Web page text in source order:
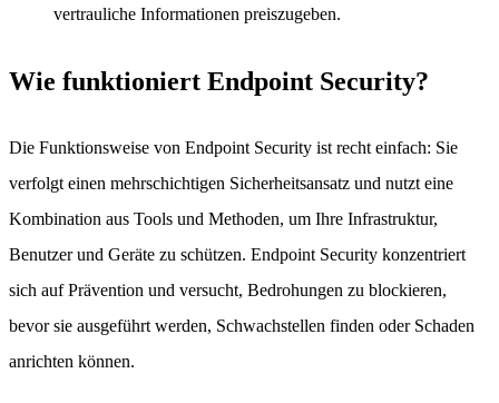
vertrauliche Informationen preiszugeben.
Wie funktioniert Endpoint Security?
Die Funktionsweise von Endpoint Security ist recht einfach: Sie
verfolgt einen mehrschichtigen Sicherheitsansatz und nutzt eine
Kombination aus Tools und Methoden, um Ihre Infrastruktur,
Benutzer und Geräte zu schützen. Endpoint Security konzentriert
sich auf Prävention und versucht, Bedrohungen zu blockieren,
bevor sie ausgeführt werden, Schwachstellen finden oder Schaden
anrichten können.